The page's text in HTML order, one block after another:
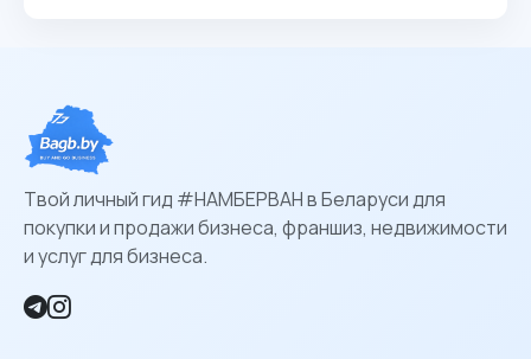
Твой личный гид #НАМБЕРВАН в Беларуси для
покупки и продажи бизнеса, франшиз, недвижимости
и услуг для бизнеса.